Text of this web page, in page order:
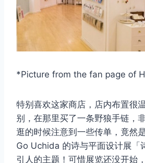
*Picture from the fan page of
特别喜欢这家商店，店内布置很
别，在那里买了一条野狼手链，
逛的时候注意到一些传单，竟然
Go Uchida 的诗与平面设计展「
引人的主题！可惜展览还没开始